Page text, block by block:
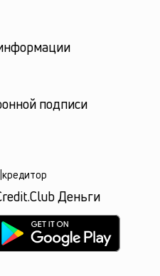
подписи
кредитор
Деньги